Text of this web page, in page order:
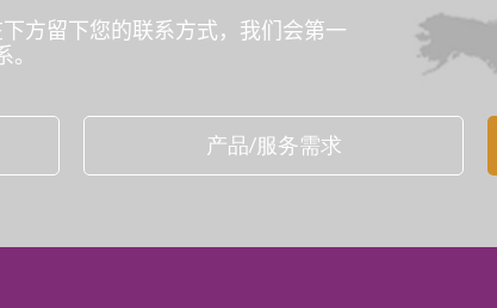
方留下您的联系方式，我们会第一